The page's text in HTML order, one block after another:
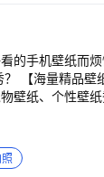
的手机壁纸而
【海量精品壁
壁纸、个性壁
，实现一键换
定义壁纸：支
【高清不糊无